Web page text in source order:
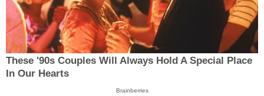
These '90s Couples Will Always Hold A Special Place
In Our Hearts
Brainberries